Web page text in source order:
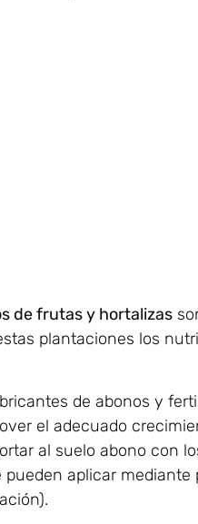
de frutas y hortalizas
plantaciones los
de abonos y
el adecuado
al suelo abono con
pueden aplicar